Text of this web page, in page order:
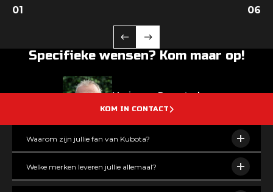
01 06
Specifieke wensen? Kom maar op!
Mario van Burgsteden
Eigenaar
KOM IN CONTACT
Waarom zijn jullie fan van Kubota?
Welke merken leveren jullie allemaal?